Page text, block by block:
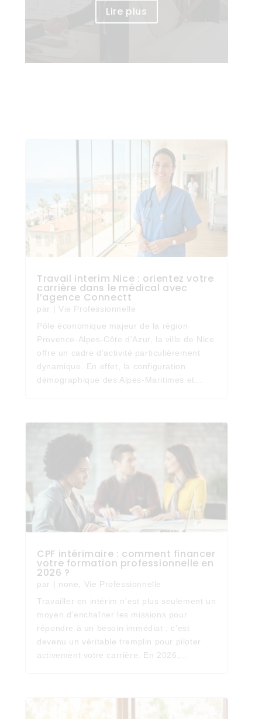
Lire plus
Travail interim Nice : orientez votre
carrière dans le médical avec
l’agence Connectt
par
Vie Professionnelle
Pôle économique majeur de la région
Provence-Alpes-Côte d'Azur, la ville de Nice
offre un cadre d'activité particulièrement
dynamique. En effet, la configuration
démographique des Alpes-Maritimes et...
CPF intérimaire : comment financer
votre formation professionnelle en
2026 ?
par none
Vie Professionnelle
Travailler en intérim n'est plus seulement un
moyen d'enchaîner les missions pour
répondre à un besoin immédiat ; c'est
devenu un véritable tremplin pour piloter
activement votre carrière. En 2026,...